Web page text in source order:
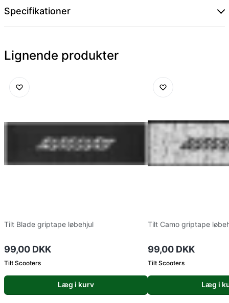
Specifikationer
Lignende produkter
Tilt Blade griptape løbehjul
99,00 DKK
Tilt Scooters
Læg i kurv
Tilt Camo griptape
99,00 DKK
Tilt Scooters
Læg i